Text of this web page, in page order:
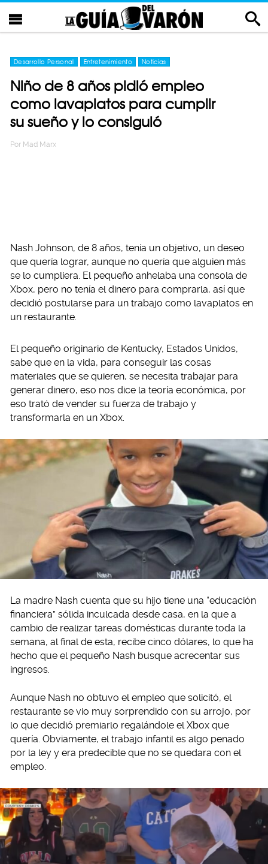
Desarrollo Personal Entretenimiento Noticias
Niño de 8 años pidió empleo
como lavaplatos para cumplir
su sueño y lo consiguió
Por Mad Marx
Nash Johnson, de 8 años, tenía un objetivo, un deseo
que quería lograr, aunque no quería que alguien más
se lo cumpliera. El pequeño anhelaba una consola de
Xbox, pero no tenía el dinero para comprarla, así que
decidió postularse para un trabajo como lavaplatos en
un restaurante.
El pequeño originario de Kentucky, Estados Unidos,
sabe que en la vida, para conseguir las cosas
materiales que se quieren, se necesita trabajar para
generar dinero, eso nos dice la teoría económica, por
eso trató de vender su fuerza de trabajo y
transformarla en un Xbox.
La madre Nash cuenta que su hijo tiene una “educación
financiera” sólida inculcada desde casa, en la que a
cambio de realizar tareas domésticas durante toda la
semana, al final de esta, recibe cinco dólares, lo que ha
hecho que el pequeño Nash busque acrecentar sus
ingresos.
Aunque Nash no obtuvo el empleo que solicitó, el
restaurante se vio muy sorprendido con su arrojo, por
lo que decidió premiarlo regalándole el Xbox que
quería. Obviamente, el trabajo infantil es algo penado
por la ley y era predecible que no se quedara con el
empleo.